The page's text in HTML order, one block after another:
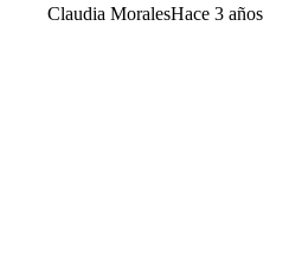
Claudia MoralesHace 3 años